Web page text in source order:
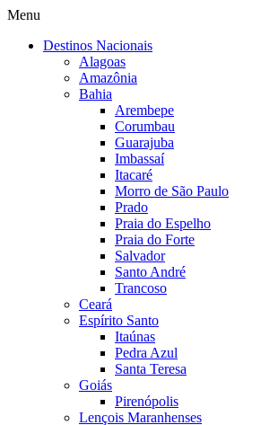
Menu
Destinos Nacionais
Alagoas
Amazônia
Bahia
Arembepe
Corumbau
Guarajuba
Imbassaí
Itacaré
Morro de São Paulo
Prado
Praia do Espelho
Praia do Forte
Salvador
Santo André
Trancoso
Ceará
Espírito Santo
Itaúnas
Pedra Azul
Santa Teresa
Goiás
Pirenópolis
Lençois Maranhenses